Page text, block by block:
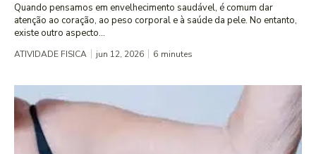
Quando pensamos em envelhecimento saudável, é comum dar
atenção ao coração, ao peso corporal e à saúde da pele. No entanto,
existe outro aspecto...
ATIVIDADE FISICA jun 12, 2026 6 minutes